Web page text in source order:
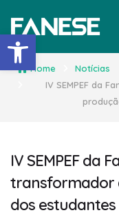
Barra de
Home
Notícias
IV SEMPEF da
IV SEMPEF da
transformador
dos estudantes